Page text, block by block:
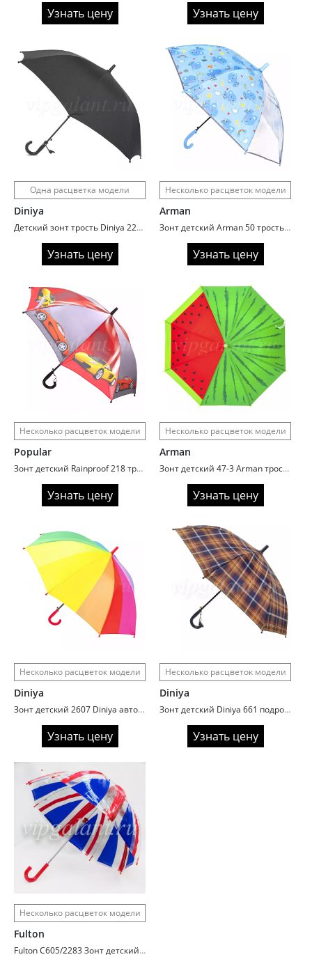
Узнать цену Узнать цену
Одна расцветка модели
Diniya
Детский зонт трость Diniya 2226 черный
Узнать цену
Несколько расцветок модели
Arman
Зонт детский Arman 50 трость автомат Animals
Узнать цену
Несколько расцветок модели
Popular
Зонт детский Rainproof 218 трость автомат cars
Узнать цену
Несколько расцветок модели
Arman
Зонт детский 47-3 Arman трость автомат поливинил Fruits
Узнать цену
Несколько расцветок модели
Diniya
Зонт детский 2607 Diniya автомат трость радуга
Узнать цену
Несколько расцветок модели
Diniya
Зонт детский Diniya 661 подростковый клетка
Узнать цену
Несколько расцветок модели
Fulton
Fulton C605/2283 Зонт детский UnionJack (Флаг)